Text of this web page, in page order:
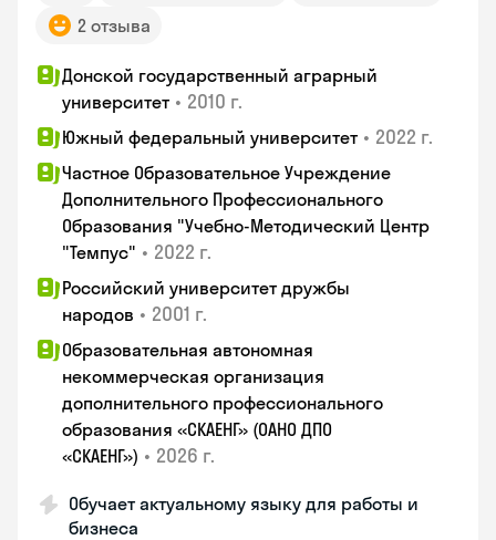
2 отзыва
Донской государственный аграрный
университет • 2010 г.
Южный федеральный университет • 2022 г.
Частное Образовательное Учреждение
Дополнительного Профессионального
Образования "Учебно-Методический Центр
"Темпус" • 2022 г.
Российский университет дружбы
народов • 2001 г.
Образовательная автономная
некоммерческая организация
дополнительного профессионального
образования «СКАЕНГ» (ОАНО ДПО
«СКАЕНГ») • 2026 г.
Обучает актуальному языку для работы и
бизнеса